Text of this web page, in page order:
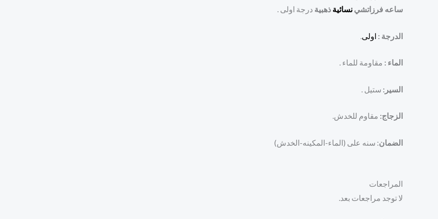
ساعه فرزاتشي نسائية ذهبية درجة اولى .
الدرجة : اولى
الماء : مقاومة للماء .
السير: ستيل .
الزجاج: مقاوم للخدش.
الضمان: سنه على (الماء-المكينه-الخدش)
المراجعات
لا توجد مراجعات بعد.